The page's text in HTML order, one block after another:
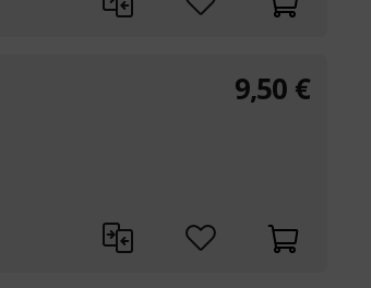
9,50 €